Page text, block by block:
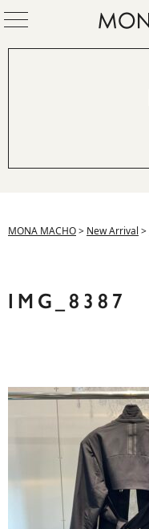
MONA MACHO> New Arrival >
IMG_8387